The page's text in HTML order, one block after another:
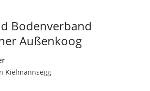
Bodenverband
Außenkoog
Kielmannsegg